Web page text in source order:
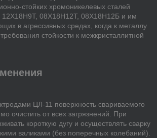
стойких хромоникелевых сталей
12Х18Н9Т, 08Х18Н12Т, 08Х18Н12Б и им
в агрессивных средах, когда к металлу
стойкости к межкристаллитной
ЦЛ-11 поверхность свариваемого
очистить от всех загрязнений. При
короткую дугу и осуществлять сварку
валиками (без поперечных колебаний).